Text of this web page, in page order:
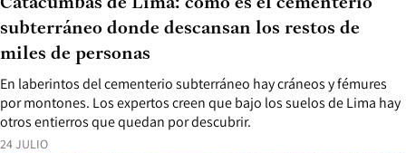
24 JULIO
En laberintos del cementerio subterráneo hay cráneos y fémures
por montones. Los expertos creen que bajo los suelos de Lima hay
otros entierros que quedan por descubrir.
subterráneo donde descansan los restos de
miles de personas